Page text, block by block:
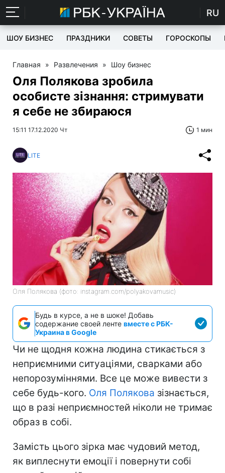
RU
ШОУ БИЗНЕС ПРАЗДНИКИ СОВЕТЫ ГОРОСКОПЫ
Главная » Развлечения » Шоу бизнес
Оля Полякова зробила
особисте зізнання: стримувати
я себе не збираюся
15:11 17.12.2020 Чт 1 мин
LITE
Оля Полякова (фото: instagram.com/polyakovamusic)
Будь в курсе, а не в шоке! Добавь
содержание своей ленте вместе с РБК-
Украина в Google
Чи не щодня кожна людина стикається з
неприємними ситуаціями, сварками або
непорозуміннями. Все це може вивести з
себе будь-кого. Оля Полякова зізнається,
що в разі неприємностей ніколи не тримає
образ в собі.
Замість цього зірка має чудовий метод,
як виплеснути емоції і повернути собі